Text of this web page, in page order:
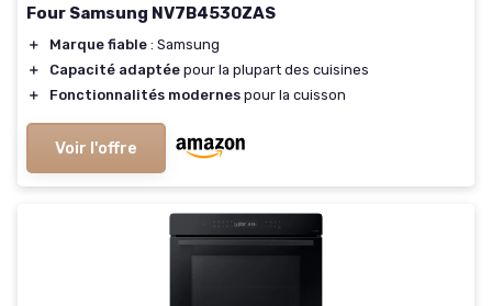
Four Samsung NV7B4530ZAS
＋ Marque fiable : Samsung
＋
Capacité adaptée pour la plupart des cuisines
＋
Fonctionnalités modernes pour la cuisson
Voir l'offre